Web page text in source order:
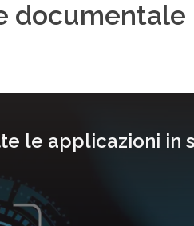
documentale
le applicazioni in